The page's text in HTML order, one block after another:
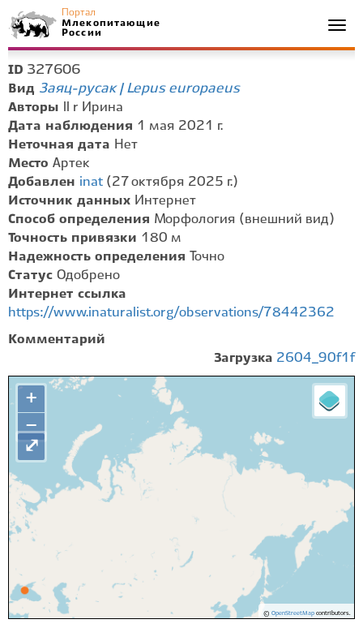
Портал
Млекопитающие
России
ID 327606
Вид Заяц-русак | Lepus europaeus
Авторы
ll r Ирина
Дата наблюдения 1 мая 2021 г.
Неточная дата Нет
Место Артек
Добавлен inat (27 октября 2025 г.)
Источник данных Интернет
Способ определения Морфология (внешний вид)
Точность привязки 180 м
Надежность определения
Точно
Статус Одобрено
Интернет ссылка
https://www.inaturalist.org/observations/78442362
Комментарий
Загрузка 2604_90f1f
+
−
© OpenStreetMapcontributors.
⤢